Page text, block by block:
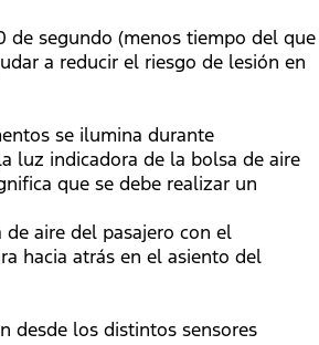
de segundo (menos tiempo del que
a reducir el riesgo de lesión en
se ilumina durante
luz indicadora de la bolsa de aire
que se debe realizar un
aire del pasajero con el
hacia atrás en el asiento del
desde los distintos sensores